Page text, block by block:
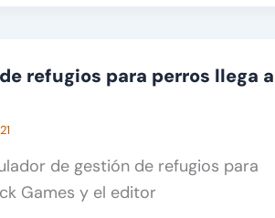
refugios para perros llega a
de gestión de refugios para
Games y el editor